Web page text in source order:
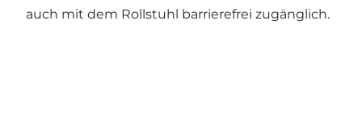
auch mit dem Rollstuhl barrierefrei zugänglich.